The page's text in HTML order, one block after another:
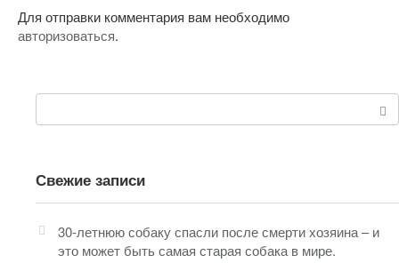
Для отправки комментария вам необходимо
авторизоваться.
Поиск:
Свежие записи
30-летнюю собаку спасли после смерти хозяина – и
это может быть самая старая собака в мире.